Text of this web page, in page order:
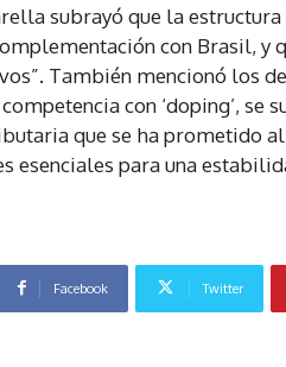
subrayó que la
con Brasil, y
También mencionó los
con ‘doping’, se
que se ha prometido
esenciales para una
Facebook Twitter